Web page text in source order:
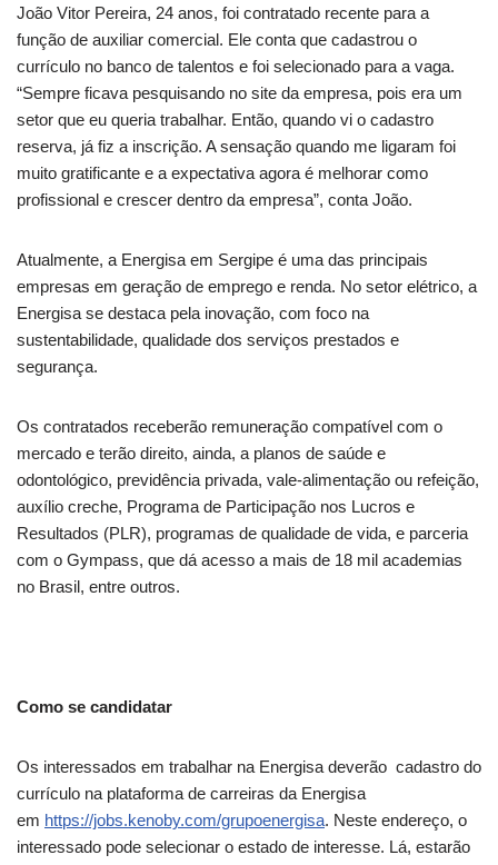
João Vitor Pereira, 24 anos, foi contratado recente para a
função de auxiliar comercial. Ele conta que cadastrou o
currículo no banco de talentos e foi selecionado para a vaga.
“Sempre ficava pesquisando no site da empresa, pois era um
setor que eu queria trabalhar. Então, quando vi o cadastro
reserva, já fiz a inscrição. A sensação quando me ligaram foi
muito gratificante e a expectativa agora é melhorar como
profissional e crescer dentro da empresa”, conta João.
Atualmente, a Energisa em Sergipe é uma das principais
empresas em geração de emprego e renda. No setor elétrico, a
Energisa se destaca pela inovação, com foco na
sustentabilidade, qualidade dos serviços prestados e
segurança.
Os contratados receberão remuneração compatível com o
mercado e terão direito, ainda, a planos de saúde e
odontológico, previdência privada, vale-alimentação ou refeição,
auxílio creche, Programa de Participação nos Lucros e
Resultados (PLR), programas de qualidade de vida, e parceria
com o Gympass, que dá acesso a mais de 18 mil academias
no Brasil, entre outros.
Como se candidatar
Os interessados em trabalhar na Energisa deverão cadastro do
currículo na plataforma de carreiras da Energisa
em https://jobs.kenoby.com/grupoenergisa. Neste endereço, o
interessado pode selecionar o estado de interesse. Lá, estarão